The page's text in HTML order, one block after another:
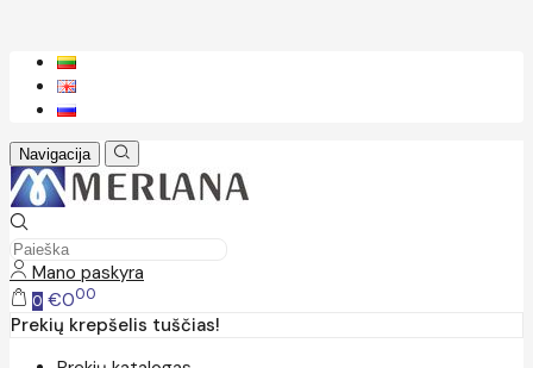
Navigacija
Mano paskyra
0 €000
Prekių krepšelis tuščias!